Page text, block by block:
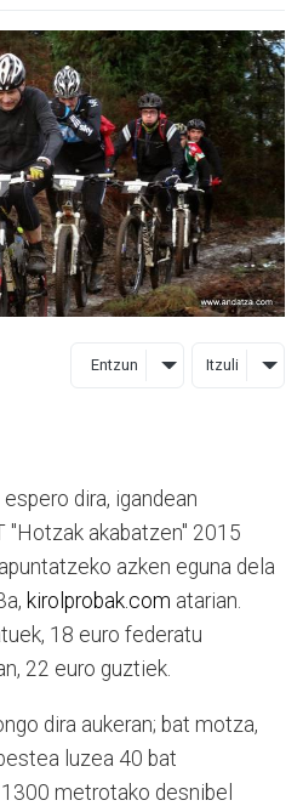
Entzun Itzuli
dira, igandean
"Hotzak akabatzen" 2015
azken eguna dela
kirolprobak.com atarian.
18 euro federatu
22 euro guztiek.
dira aukeran; bat motza,
luzea 40 bat
metrotako desnibel